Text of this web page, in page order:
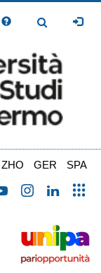
Toggle
ZHO GER SPA